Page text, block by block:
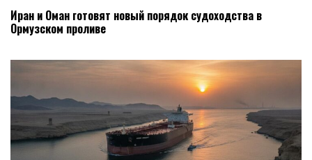
Иран и Оман готовят новый порядок судоходства в
Ормузском проливе